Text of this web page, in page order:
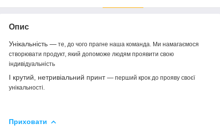
Опис
Унікальність — те, до чого прагне наша команда. Ми намагаємося
створювати продукт, який допоможе людям проявити свою
індивідуальність
І крутий, нетривіальний принт — перший крок до прояву своєї
унікальності.
Приховати